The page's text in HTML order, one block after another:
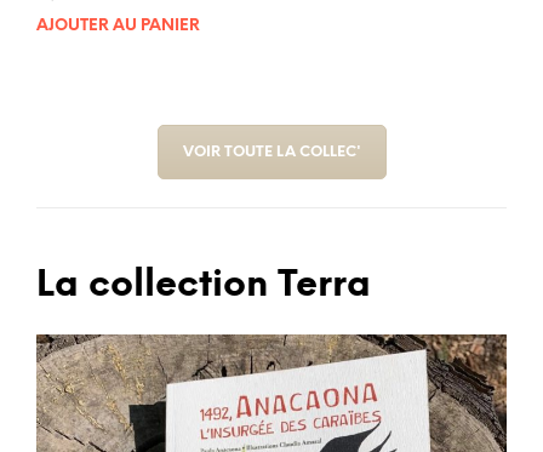
AJOUTER AU PANIER
VOIR TOUTE LA COLLEC'
La collection Terra